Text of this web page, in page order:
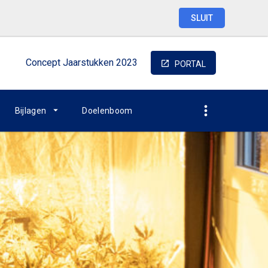
SLUIT
Concept Jaarstukken 2023 PORTAL
Bijlagen Doelenboom